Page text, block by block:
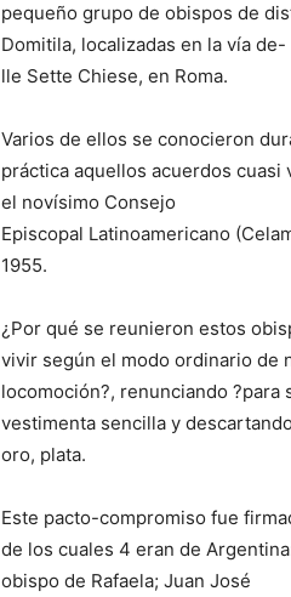
pequeño grupo de obispos de
Domitila, localizadas en la vía de-
lle Sette Chiese, en Roma.
Varios de ellos se conocieron
práctica aquellos acuerdos
el novísimo Consejo
Episcopal Latinoamericano
1955.
¿Por qué se reunieron estos
vivir según el modo ordinario de
locomoción?, renunciando ?para
vestimenta sencilla y
oro, plata.
Este pacto-compromiso fue
de los cuales 4 eran de
obispo de Rafaela; Juan José